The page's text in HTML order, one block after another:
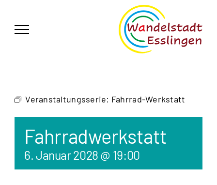
springen
Veranstaltungsserie: Fahrrad-Werkstatt
Fahrradwerkstatt
6. Januar 2028 @ 19:00